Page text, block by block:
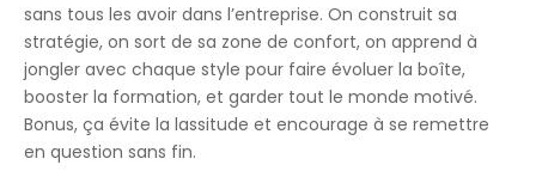
sans tous les avoir dans l’entreprise. On construit sa
stratégie, on sort de sa zone de confort, on apprend à
jongler avec chaque style pour faire évoluer la boîte,
booster la formation, et garder tout le monde motivé.
Bonus, ça évite la lassitude et encourage à se remettre
en question sans fin.